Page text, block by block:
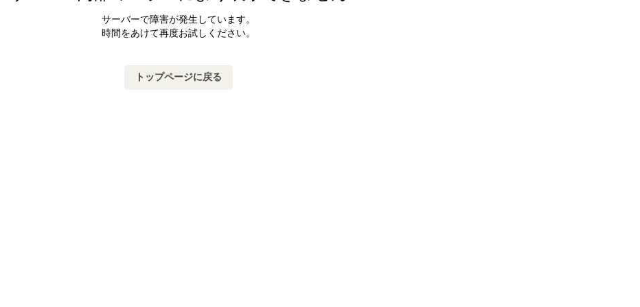
サーバーで障害が発生しています。
時間をあけて再度お試しください。
トップページに戻る